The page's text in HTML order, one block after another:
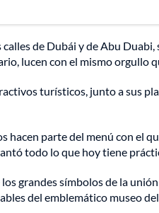
de Dubái y de Abu
lucen con el mismo orgullo
turísticos, junto a sus
hacen parte del menú con el
todo lo que hoy tiene
grandes símbolos de la
del emblemático museo